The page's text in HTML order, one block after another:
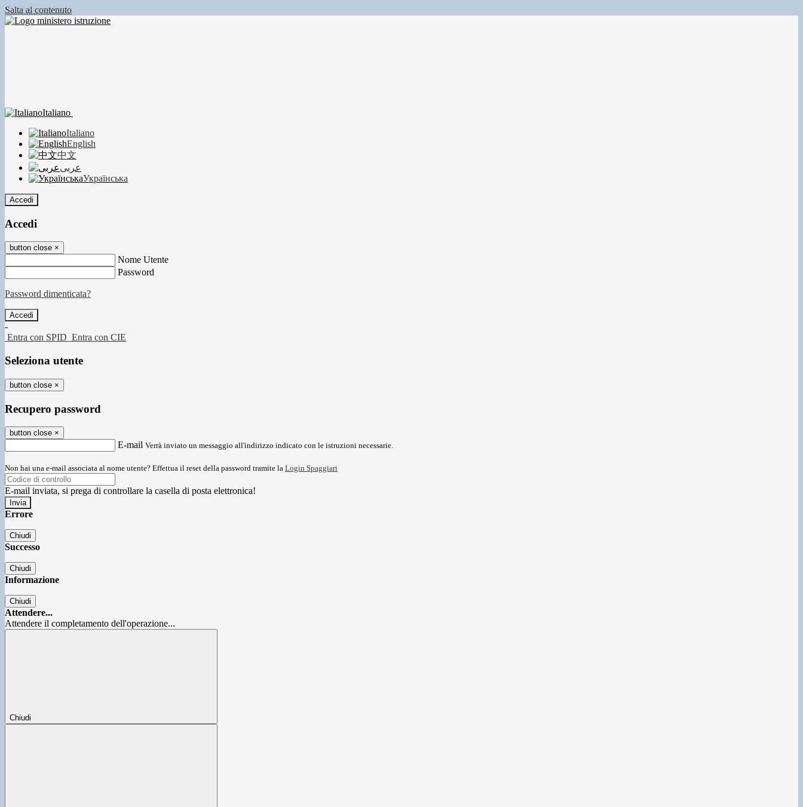
Salta al contenuto
Italiano
Italiano
English
中文
عربى
Українська
Accedi
Accedi
button close ×
Nome Utente
Password
Password dimenticata?
-
Entra con SPID Entra con CIE
Seleziona utente
button close ×
Recupero password
button close ×
E-mail Verrà inviato un messaggio all'indirizzo indicato con le istruzioni necessarie.
Non hai una e-mail associata al nome utente? Effettua il reset della password tramite la Login Spaggiari
E-mail inviata, si prega di controllare la casella di posta elettronica!
Errore
Chiudi
Successo
Chiudi
Informazione
Chiudi
Attendere...
Attendere il completamento dell'operazione...
Chiudi